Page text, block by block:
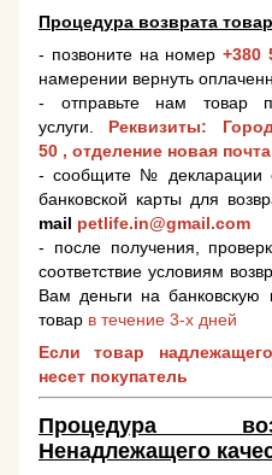
Процедура возврата
- позвоните на номер +380
намерении вернуть
- отправьте нам товар
услуги. Реквизиты:
50 , отделение новая
- сообщите № декларации
банковской карты для
mail petlife.in@gmail.com
- после получения,
соответствие условиям
Вам деньги на банковскую
товар в течение 3-х дней
Если товар
несет покупатель
Процедура
Ненадлежащего